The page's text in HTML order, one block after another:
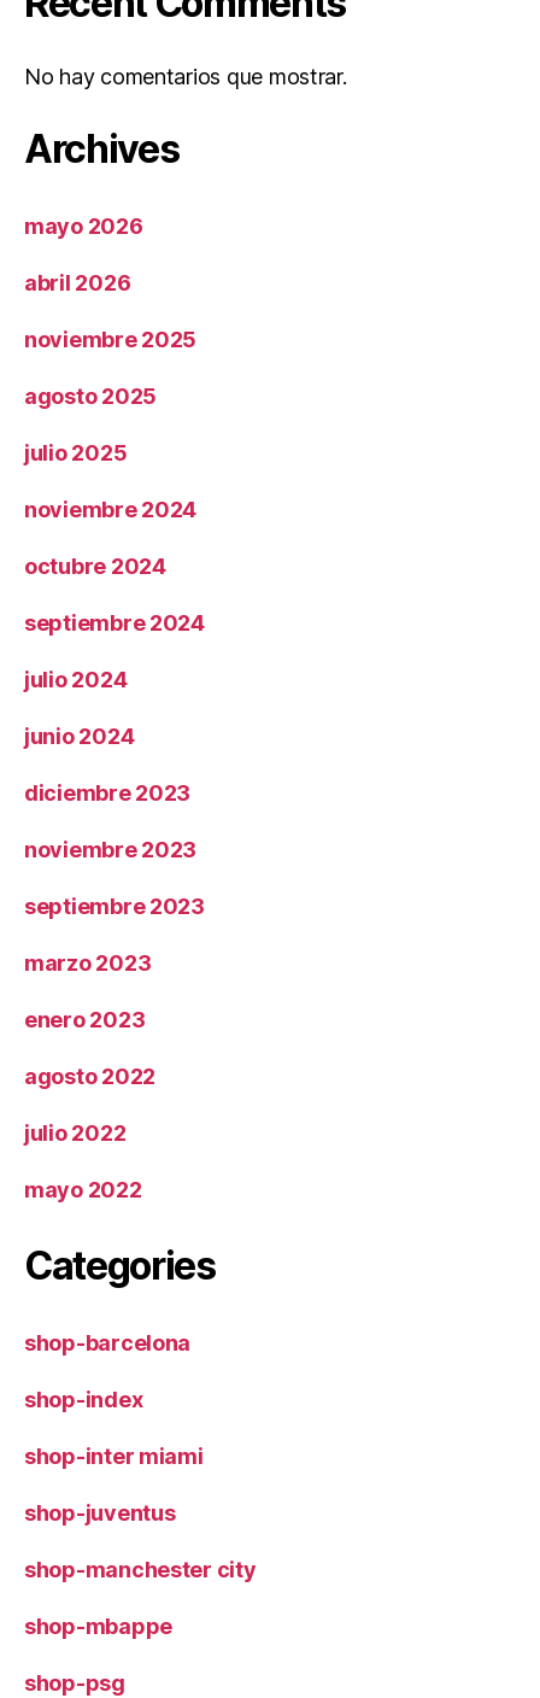
No hay comentarios que mostrar.
Archives
mayo 2026
abril 2026
noviembre 2025
agosto 2025
julio 2025
noviembre 2024
octubre 2024
septiembre 2024
julio 2024
junio 2024
diciembre 2023
noviembre 2023
septiembre 2023
marzo 2023
enero 2023
agosto 2022
julio 2022
mayo 2022
Categories
shop-barcelona
shop-index
shop-inter miami
shop-juventus
shop-manchester city
shop-mbappe
shop-psg